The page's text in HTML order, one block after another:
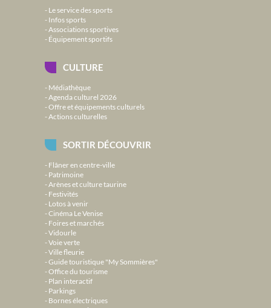
Le service des sports
Infos sports
Associations sportives
Équipement sportifs
CULTURE
Médiathèque
Agenda culturel 2026
Offre et équipements culturels
Actions culturelles
SORTIR DÉCOUVRIR
Flâner en centre-ville
Patrimoine
Arènes et culture taurine
Festivités
Lotos à venir
Cinéma Le Venise
Foires et marchés
Vidourle
Voie verte
Ville fleurie
Guide touristique "My Sommières"
Office du tourisme
Plan interactif
Parkings
Bornes électriques